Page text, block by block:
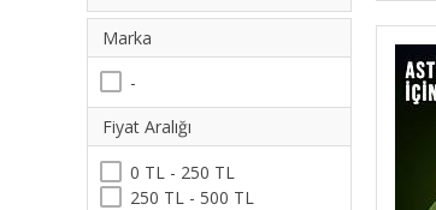
Marka
-
Fiyat Aralığı
0 TL - 250 TL
250 TL - 500 TL